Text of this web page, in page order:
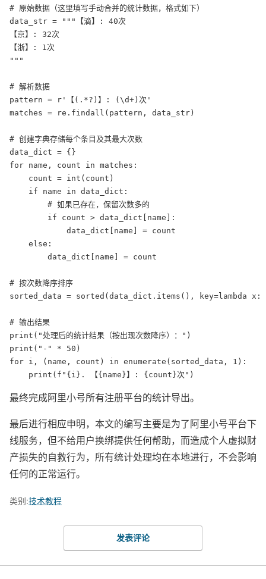
# 原始数据（这里填写手动合并的统计数据，格式如下）
data_str = """【滴】: 40次
【京】: 32次
【浙】: 1次
"""
# 解析数据
pattern = r'【(.*?)】: (\d+)次'
matches = re.findall(pattern, data_str)
# 创建字典存储每个条目及其最大次数
data_dict = {}
for name, count in matches:
    count = int(count)
    if name in data_dict:
        # 如果已存在，保留次数多的
        if count > data_dict[name]:
            data_dict[name] = count
    else:
        data_dict[name] = count
# 按次数降序排序
sorted_data = sorted(data_dict.items(), key=lambda
# 输出结果
print("处理后的统计结果（按出现次数降序）：")
print("-" * 50)
for i, (name, count) in enumerate(sorted_data, 1):
最终完成阿里小号所有注册平台的统计导出。
最后进行相应申明，本文的编写主要是为了阿里小号平台下
线服务，但不给用户换绑提供任何帮助，而造成个人虚拟财
产损失的自救行为，所有统计处理均在本地进行，不会影响
任何的正常运行。
类别:技术教程
发表评论